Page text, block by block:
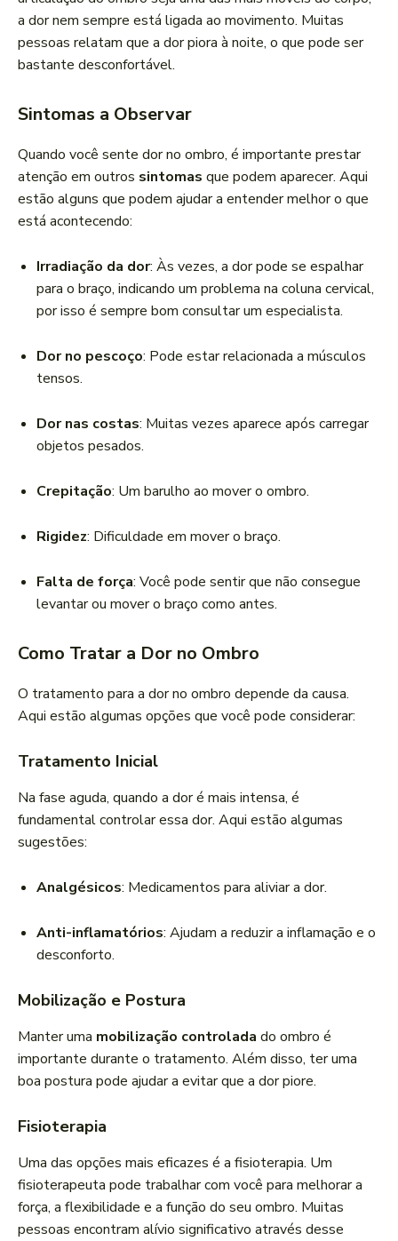
a dor nem sempre está ligada ao movimento. Muitas
pessoas relatam que a dor piora à noite, o que pode ser
bastante desconfortável.
Sintomas a Observar
Quando você sente dor no ombro, é importante prestar
atenção em outros sintomas que podem aparecer. Aqui
estão alguns que podem ajudar a entender melhor o que
está acontecendo:
Irradiação da dor: Às vezes, a dor pode se espalhar
para o braço, indicando um problema na coluna cervical,
por isso é sempre bom consultar um especialista.
Dor no pescoço: Pode estar relacionada a músculos
tensos.
Dor nas costas: Muitas vezes aparece após carregar
objetos pesados.
Crepitação: Um barulho ao mover o ombro.
Rigidez: Dificuldade em mover o braço.
Falta de força: Você pode sentir que não consegue
levantar ou mover o braço como antes.
Como Tratar a Dor no Ombro
O tratamento para a dor no ombro depende da causa.
Aqui estão algumas opções que você pode considerar:
Tratamento Inicial
Na fase aguda, quando a dor é mais intensa, é
fundamental controlar essa dor. Aqui estão algumas
sugestões:
Analgésicos: Medicamentos para aliviar a dor.
Anti-inflamatórios: Ajudam a reduzir a inflamação e o
desconforto.
Mobilização e Postura
Manter uma mobilização controlada do ombro é
importante durante o tratamento. Além disso, ter uma
boa postura pode ajudar a evitar que a dor piore.
Fisioterapia
Uma das opções mais eficazes é a fisioterapia. Um
fisioterapeuta pode trabalhar com você para melhorar a
força, a flexibilidade e a função do seu ombro. Muitas
pessoas encontram alívio significativo através desse